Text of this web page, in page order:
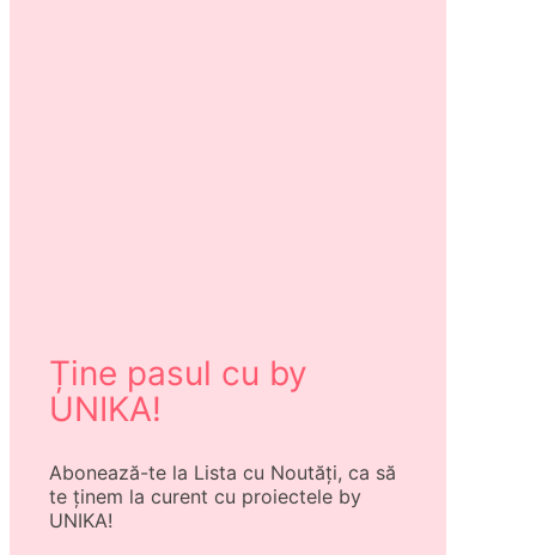
Ține pasul cu by
UNIKA!
Abonează-te la Lista cu Noutăți, ca să
te ținem la curent cu proiectele by
UNIKA!